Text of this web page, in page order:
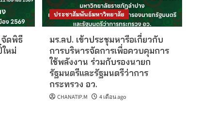
ดพิธี
หม่
ประชาสัมพันธ์มหาวิทยาลัย
มร.ลป. เข้าประชุมหารือเกี่ยวกับ
การบริหารจัดการเพื่อควบคุมการ
ใช้พลังงาน ร่วมกับรองนายก
รัฐมนตรีและรัฐมนตรีว่าการ
กระทรวง อว.
CHANATIP.M 4 เดือน ago